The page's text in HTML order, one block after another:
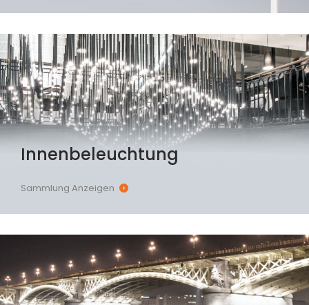
Innenbeleuchtung
Sammlung Anzeigen